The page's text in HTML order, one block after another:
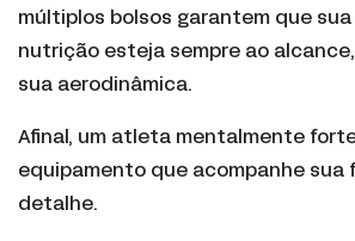
múltiplos bolsos garantem que
nutrição esteja sempre ao
sua aerodinâmica.
Afinal, um atleta mentalmente
equipamento que acompanhe sua
detalhe.